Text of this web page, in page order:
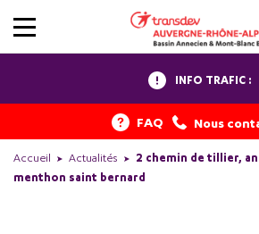
INFO TRAFIC :
FAQ Nous
Accueil Actualités
2 chemin de tillier,
menthon saint bernard